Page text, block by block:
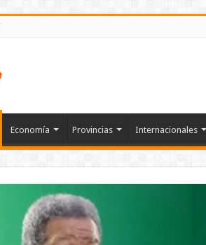
Economía Provincias Internacionales